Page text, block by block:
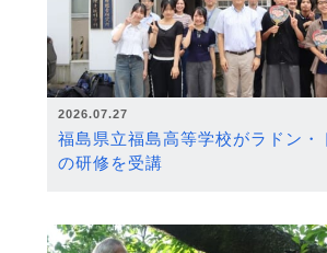
2026.07.27
福島県立福島高等学校がラドン・
の研修を受講